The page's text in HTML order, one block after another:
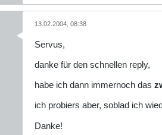
13.02.2004, 08:38
Servus,
danke für den schnellen reply,
habe ich dann immernoch das
ich probiers aber, soblad ich
Danke!